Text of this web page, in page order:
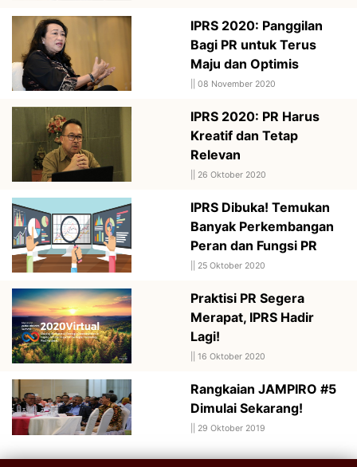
IPRS 2020: Panggilan
Bagi PR untuk Terus
Maju dan Optimis
08 November 2020
IPRS 2020: PR Harus
Kreatif dan Tetap
Relevan
26 Oktober 2020
IPRS Dibuka! Temukan
Banyak Perkembangan
Peran dan Fungsi PR
25 Oktober 2020
Praktisi PR Segera
Merapat, IPRS Hadir
Lagi!
16 Oktober 2020
Rangkaian JAMPIRO #5
Dimulai Sekarang!
29 Oktober 2019